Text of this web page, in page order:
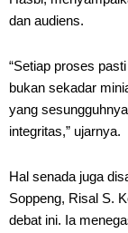
dan audiens.
“Setiap proses
bukan sekadar
yang
integritas,” ujarnya.
Hal senada juga
Soppeng, Risal S.
debat ini. Ia